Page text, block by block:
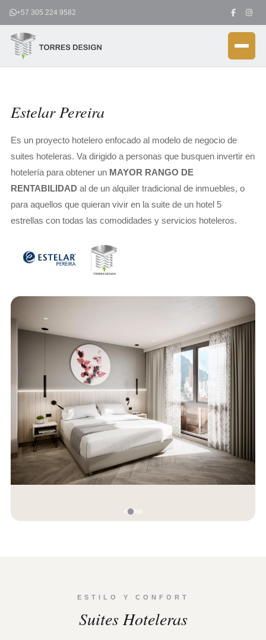
contenido
+57 305 224 9582
Estelar Pereira
Es un proyecto hotelero enfocado al modelo de negocio de
suites hoteleras. Va dirigido a personas que busquen invertir en
hotelería para obtener un MAYOR RANGO DE
RENTABILIDAD al de un alquiler tradicional de inmuebles, o
para aquellos que quieran vivir en la suite de un hotel 5
estrellas con todas las comodidades y servicios hoteleros.
ESTILO Y CONFORT
Suites Hoteleras